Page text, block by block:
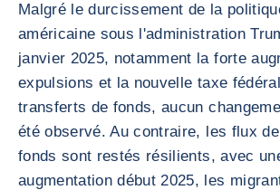
Malgré le durcissement de la
américaine sous l'administration
janvier 2025, notamment la forte
expulsions et la nouvelle taxe
transferts de fonds, aucun
été observé. Au contraire, les flux
fonds sont restés résilients, avec
augmentation début 2025, les